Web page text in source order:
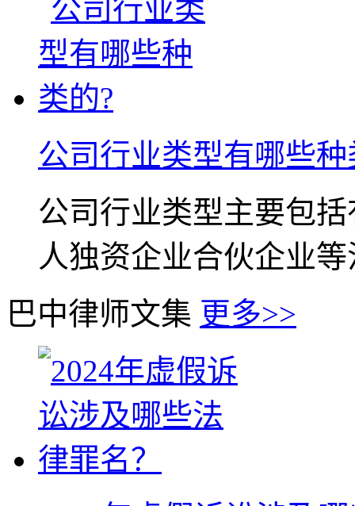
公司行业类型有哪些种
公司行业类型主要包
人独资企业合伙企业
巴中律师文集 更多>>